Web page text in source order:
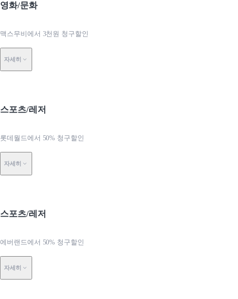
영화/문화
맥스무비에서 3천원 청구할인
자세히
스포츠/레저
롯데월드에서 50% 청구할인
자세히
스포츠/레저
에버랜드에서 50% 청구할인
자세히